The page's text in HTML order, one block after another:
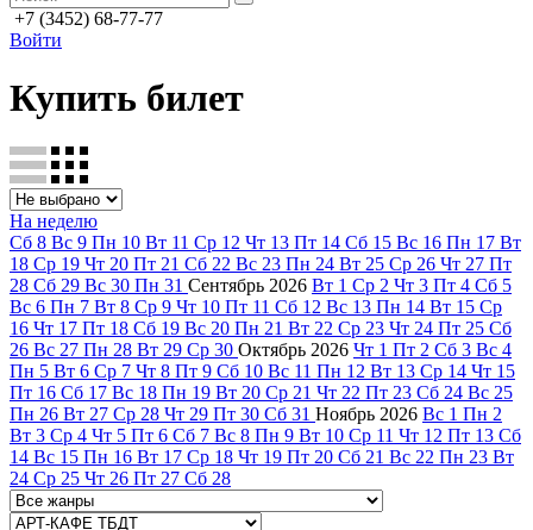
+7 (3452) 68-77-77
Войти
Купить билет
На неделю
Сб 8 Вс 9 Пн 10 Вт 11 Ср 12 Чт 13 Пт 14 Сб 15 Вс 16 Пн 17 Вт
18 Ср 19 Чт 20 Пт 21 Сб 22 Вс 23 Пн 24 Вт 25 Ср 26 Чт 27 Пт
28 Сб 29 Вс 30 Пн 31 Сентябрь 2026 Вт 1 Ср 2 Чт 3 Пт 4 Сб 5
Вс 6 Пн 7 Вт 8 Ср 9 Чт 10 Пт 11 Сб 12 Вс 13 Пн 14 Вт 15 Ср
16 Чт 17 Пт 18 Сб 19 Вс 20 Пн 21 Вт 22 Ср 23 Чт 24 Пт 25 Сб
26 Вс 27 Пн 28 Вт 29 Ср 30 Октябрь 2026 Чт 1 Пт 2 Сб 3 Вс 4
Пн 5 Вт 6 Ср 7 Чт 8 Пт 9 Сб 10 Вс 11 Пн 12 Вт 13 Ср 14 Чт 15
Пт 16 Сб 17 Вс 18 Пн 19 Вт 20 Ср 21 Чт 22 Пт 23 Сб 24 Вс 25
Пн 26 Вт 27 Ср 28 Чт 29 Пт 30 Сб 31 Ноябрь 2026 Вс 1 Пн 2
Вт 3 Ср 4 Чт 5 Пт 6 Сб 7 Вс 8 Пн 9 Вт 10 Ср 11 Чт 12 Пт 13 Сб
14 Вс 15 Пн 16 Вт 17 Ср 18 Чт 19 Пт 20 Сб 21 Вс 22 Пн 23 Вт
24 Ср 25 Чт 26 Пт 27 Сб 28